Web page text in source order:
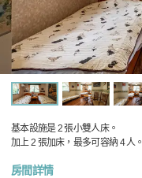
基本設施是 2 張小雙人床。
加上 2 張加床，最多可容納 4 人。
房間詳情